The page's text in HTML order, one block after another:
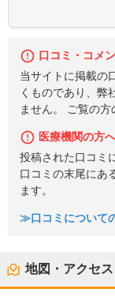
口コミ・コメ
当サイトに掲載の
くものであり、弊
ません。 ご覧の方
医療機関の方へ
投稿された口コミ
口コミの末尾にあ
ます。
≫口コミについて
地図・アクセス